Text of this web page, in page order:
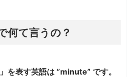
何て言うの？
を表す英語は ”minute” です。